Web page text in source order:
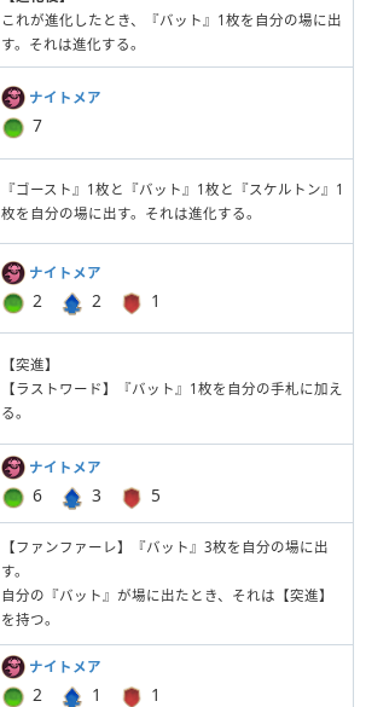
これが進化したとき、『バット』1枚を自分の場に出
す。それは進化する。
ナイトメア
7
『ゴースト』1枚と『バット』1枚と『スケルトン』1
枚を自分の場に出す。それは進化する。
ナイトメア
2 2 1
【突進】
【ラストワード】『バット』1枚を自分の手札に加え
る。
ナイトメア
6 3 5
【ファンファーレ】『バット』3枚を自分の場に出
す。
自分の『バット』が場に出たとき、それは【突進】
を持つ。
ナイトメア
2 1 1